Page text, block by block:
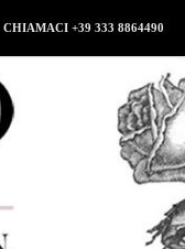
CHIAMACI +39 333 8864490